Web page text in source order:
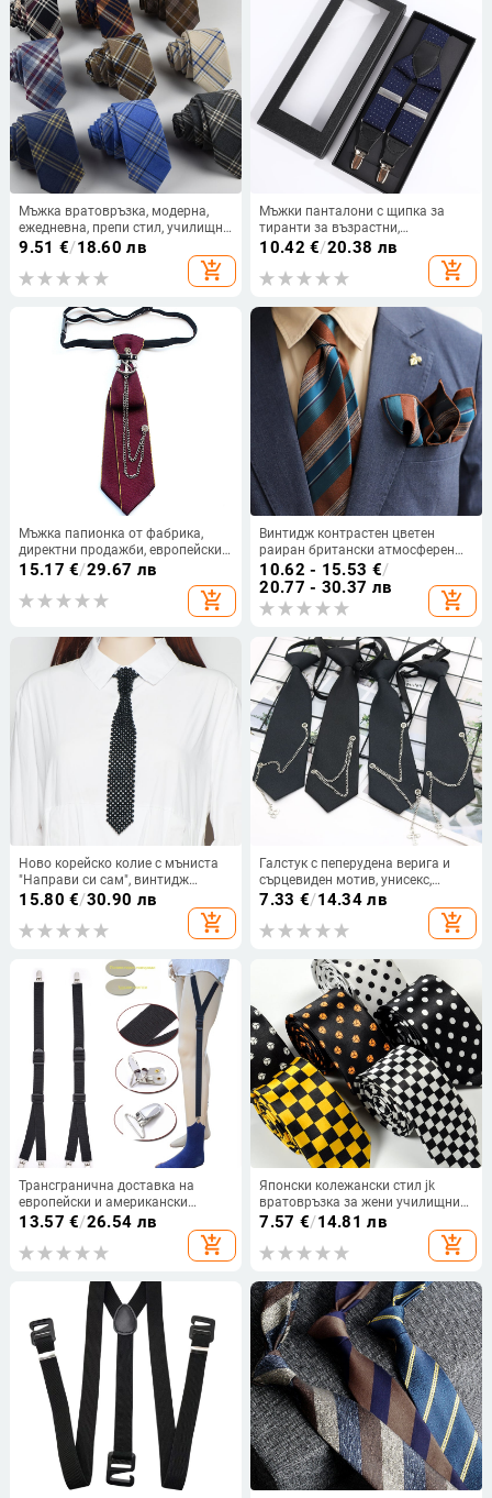
Мъжка вратовръзка, модерна,
ежедневна, препи стил, училищна
униформа, корейски стил, тясна,
вратовръзка, производител,
9.51 €/18.60 лв
add_shopping_cart
Мъжки панталони с щипка за
тиранти за възрастни,
едноцветни, еластични, с три
щипки, бизнес ежедневни, щипка
за тиранти
10.42 €/20.38 лв
add_shopping_cart
Мъжка папионка от фабрика,
директни продажби, европейски
и американски стил, унисекс,
вратовръзка без ръце, дрехи,
деколте, аксесоари, модерни 6*21
15.17 €/29.67 лв
add_shopping_cart
Винтидж контрастен цветен
раиран британски атмосферен
комплект вратовръзка за мъже с
джобни кърпи, корейска рокля,
бизнес джентълмен, фабрично
място
10.62 - 15.53 €/
20.77 - 30.37 лв
add_shopping_cart
Ново корейско колие с мъниста
"Направи си сам", винтидж
тъкани перли, кухи вратовръзки,
дамски аксесоари за риза с
фалшива яка
15.80 €/30.90 лв
add_shopping_cart
Галстук с пеперудена верига и
сърцевиден мотив, унисекс,
монохромен модел, вискоза
7.33 €/14.34 лв
add_shopping_cart
Трансгранична доставка на
европейски и американски
мъжки ризи, устойчиви на
бръчки, щипка с 3 щипки за
мъжки жартиери, 2,5 см, щанга Y
13.57 €/26.54 лв
add_shopping_cart
Японски колежански стил jk
вратовръзка за жени училищни
униформи аксесоари ръчно
райета полка точки карирана
вратовръзка мъжка фабрика на
7.57 €/14.81 лв
add_shopping_cart